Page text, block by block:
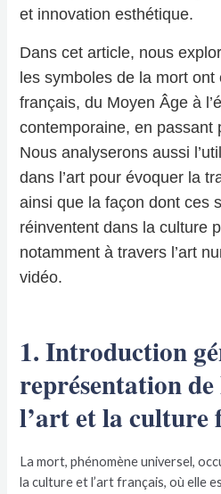
et innovation esthétique.
Dans cet article, nous
les symboles de la mort ont
français, du Moyen Âge à
contemporaine, en passant
Nous analyserons aussi
dans l’art pour évoquer la
ainsi que la façon dont ces
réinventent dans la culture
notamment à travers l’art
vidéo.
1. Introduction
représentation
l’art et la culture
La mort, phénomène universel,
la culture et l’art français, où elle